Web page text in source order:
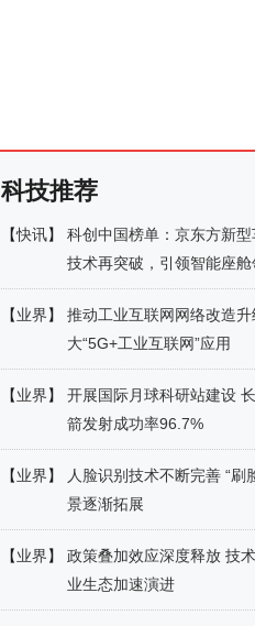
科技推荐
【快讯】
科创中国榜单：京东方新
技术再突破，引领智能座舱
【业界】
推动工业互联网网络改造
大“5G+工业互联网”应用
【业界】
开展国际月球科研站建设
箭发射成功率96.7%
【业界】
人脸识别技术不断完善 “刷
景逐渐拓展
【业界】
政策叠加效应深度释放 技
业生态加速演进